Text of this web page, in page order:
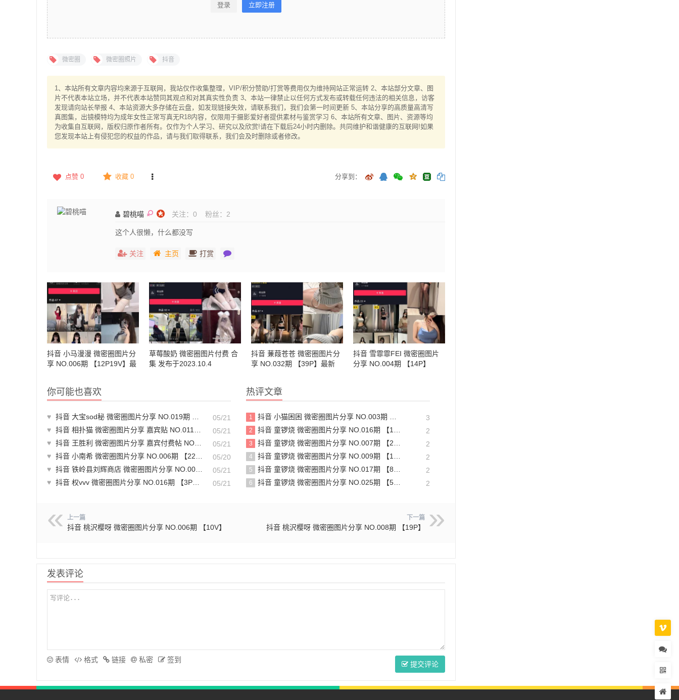
登录 立即注册
微密圈 微密圈照片 抖音
1、本站所有文章内容均来源于互联网，我站仅作收集整理，VIP/积分赞助/打赏等费用仅为维持网站正常运转 2、本站部分文章、图
片不代表本站立场，并不代表本站赞同其观点和对其真实性负责 3、本站一律禁止以任何方式发布或转载任何违法的相关信息，访客
发现请向站长举报 4、本站资源大多存储在云盘，如发现链接失效，请联系我们，我们会第一时间更新 5、本站分享的高质量高清写
真图集，出镜模特均为成年女性正常写真无R18内容，仅限用于摄影爱好者提供素材与鉴赏学习 6、本站所有文章、图片、资源等均
为收集自互联网，版权归原作者所有。仅作为个人学习、研究以及欣赏!请在下载后24小时内删除。共同维护和谐健康的互联网!如果
您发现本站上有侵犯您的权益的作品，请与我们取得联系，我们会及时删除或者修改。
点赞 0 收藏 0 分享到：
碧桃喵 关注： 0 粉丝： 2
这个人很懒，什么都没写
关注 主页 打赏
抖音 小马漫漫 微密圈图片分
享 NO.006期 【12P19V】最
草莓酸奶 微密圈图片付费 合
集 发布于2023.10.4
抖音 蒹葭苍苍 微密圈图片分
享 NO.032期 【39P】最新
抖音 雪霏霏FEI 微密圈图片
分享 NO.004期 【14P】
你可能也喜欢
♥ 抖音 大宝sod秘 微密圈图片分享 NO.019期 【7P】最新至：2023.9.11
05/21
♥ 抖音 相扑猫 微密圈图片分享 嘉宾贴 NO.011期 【25P】
05/21
♥ 抖音 王胜利 微密圈图片分享 嘉宾付费帖 NO.010期 【23P】
05/21
♥ 抖音 小南希 微密圈图片分享 NO.006期 【22P2V】
05/20
♥ 抖音 铁岭县刘辉商店 微密圈图片分享 NO.001期 【11V6P】有点坑，目前发的基本是抖音上视频
05/21
♥ 抖音 权vvv 微密圈图片分享 NO.016期 【3P3V】最新至：2023.9.29 05/21
热评文章
1 抖音 小猫困困 微密圈图片分享 NO.003期 【23P16V】最新至：2025.1.23 3
2 抖音 童锣烧 微密圈图片分享 NO.016期 【17P12V】最新至：2024.11.12 2
3 抖音 童锣烧 微密圈图片分享 NO.007期 【25P7V】最新至：2023.10.24 2
4 抖音 童锣烧 微密圈图片分享 NO.009期 【13P】最新至：2023.12.28 2
5 抖音 童锣烧 微密圈图片分享 NO.017期 【8P2V】最新至：2204.11.14 2
6 抖音 童锣烧 微密圈图片分享 NO.025期 【5V】最新至：2025.3.12 2
上一篇
抖音 桃沢樱呀 微密圈图片分享 NO.006期 【10V】
下一篇
抖音 桃沢樱呀 微密圈图片分享 NO.008期 【19P】
发表评论
表情 格式 链接 私密 签到
提交评论